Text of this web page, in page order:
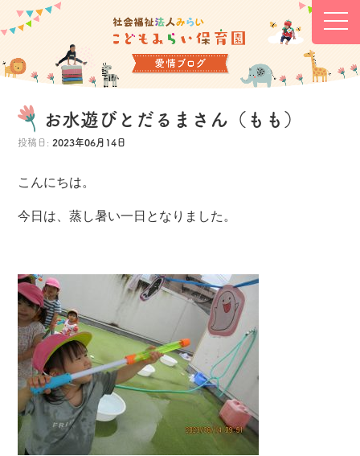
お水遊びとだるまさん（もも）
投稿日: 2023年06月14日
こんにちは。
今日は、蒸し暑い一日となりました。